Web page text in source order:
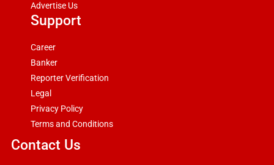
Advertise Us
Support
Career
Banker
Reporter Verification
Legal
Privacy Policy
Terms and Conditions
Contact Us